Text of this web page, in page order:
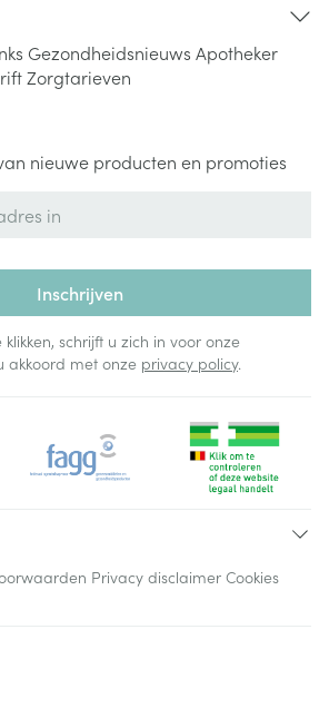
Gezondheidsnieuws Apotheker
Zorgtarieven
nieuwe producten en promoties
Inschrijven
schrijft u zich in voor onze
akkoord met onze privacy policy.
Privacy disclaimer Cookies